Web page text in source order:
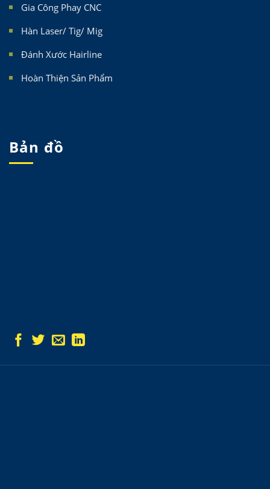
Gia Công Phay CNC
Hàn Laser/ Tig/ Mig
Đánh Xước Hairline
Hoàn Thiện Sản Phẩm
Bản đồ